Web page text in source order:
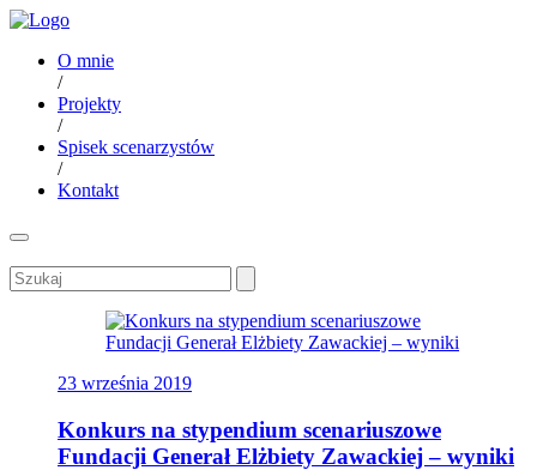
O mnie
/
Projekty
/
Spisek scenarzystów
/
Kontakt
23 września 2019
Konkurs na stypendium scenariuszowe
Fundacji Generał Elżbiety Zawackiej – wyniki